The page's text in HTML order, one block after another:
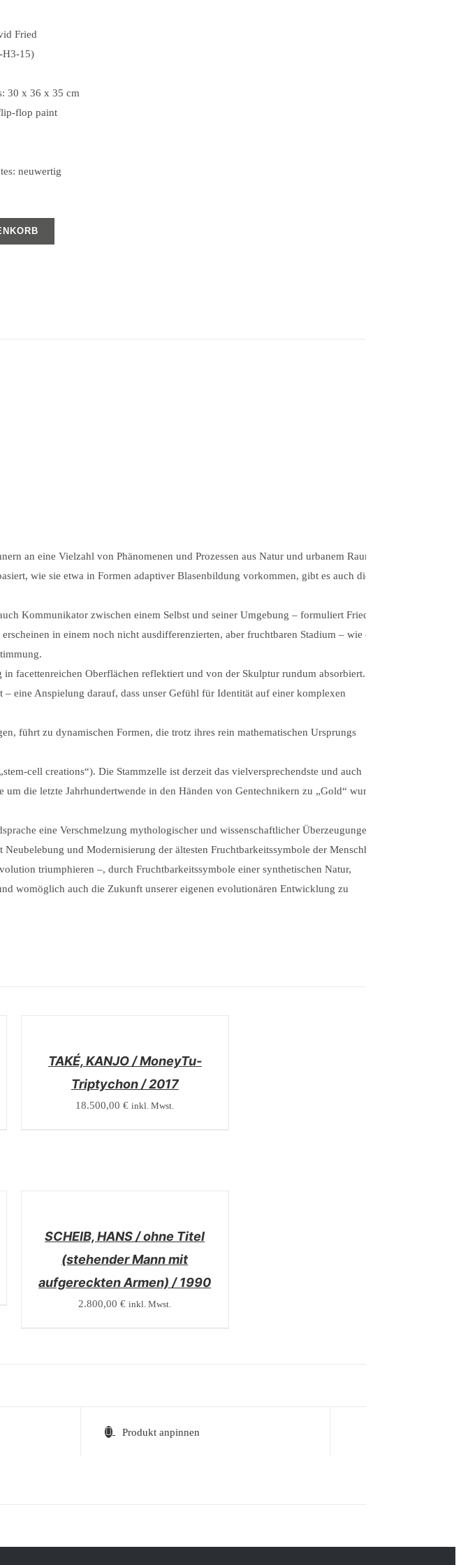
Fried
H3-15)
30 x 36 x 35 cm
flop paint
neuwertig
an eine Vielzahl von Phänomenen und Prozessen aus Natur und urbanem Raum.
wie sie etwa in Formen adaptiver Blasenbildung vorkommen, gibt es auch die
Kommunikator zwischen einem Selbst und seiner Umgebung – formuliert Fried hier
in einem noch nicht ausdifferenzierten, aber fruchtbaren Stadium – wie eine
facettenreichen Oberflächen reflektiert und von der Skulptur rundum absorbiert. Ihr
eine Anspielung darauf, dass unser Gefühl für Identität auf einer komplexen
führt zu dynamischen Formen, die trotz ihres rein mathematischen Ursprungs
cell creations“). Die Stammzelle ist derzeit das vielversprechendste und auch
die letzte Jahrhundertwende in den Händen von Gentechnikern zu „Gold“ wurde –
eine Verschmelzung mythologischer und wissenschaftlicher Überzeugungen und
und Modernisierung der ältesten Fruchtbarkeitssymbole der Menschheit –
triumphieren –, durch Fruchtbarkeitssymbole einer synthetischen Natur,
womöglich auch die Zukunft unserer eigenen evolutionären Entwicklung zu
TAKÉ, KANJO / MoneyTu-
Triptychon / 2017
18.500,00€ inkl. Mwst.
SCHEIB, HANS / ohne Titel
(stehender Mann mit
aufgereckten Armen) / 1990
2.800,00€ inkl. Mwst.
Produkt anpinnen